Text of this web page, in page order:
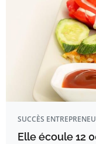
SUCCÈS
Elle écoule 12